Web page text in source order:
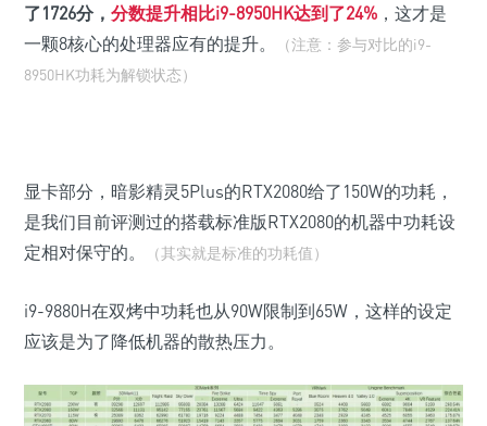
了1726分， 分数提升相比i9-8950HK达到了24% ，这才是
一颗8核心的处理器应有的提升。
（注意：参与对比的i9-
8950HK功耗为解锁状态）
显卡部分，暗影精灵5Plus的RTX2080给了150W的功耗，
是我们目前评测过的搭载标准版RTX2080的机器中功耗设
定相对保守的。
（其实就是标准的功耗值）
i9-9880H在双烤中功耗也从90W限制到65W，这样的设定
应该是为了降低机器的散热压力。